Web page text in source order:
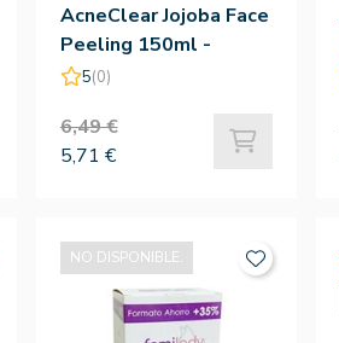
AcneClear Jojoba Face
Peeling 150ml -
Dermacol
5(0)
6,49 €
5,71 €
NO DISPONIBLE.